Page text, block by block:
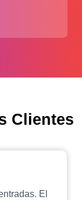
Clientes
El